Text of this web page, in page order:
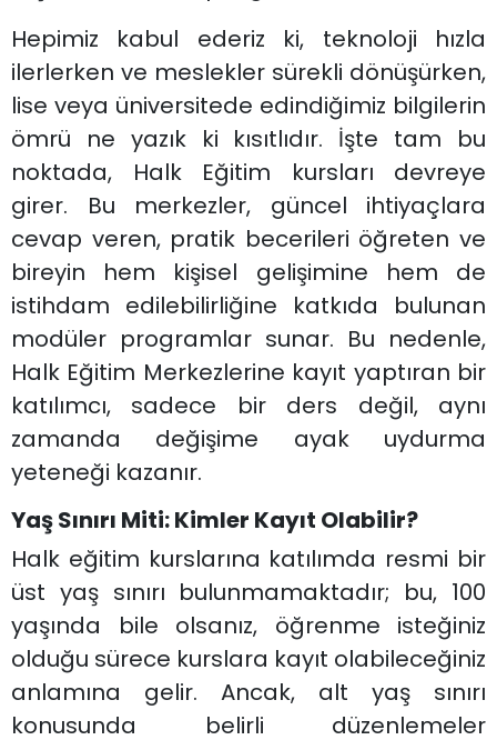
Hepimiz kabul ederiz ki, teknoloji hızla
ilerlerken ve meslekler sürekli dönüşürken,
lise veya üniversitede edindiğimiz bilgilerin
ömrü ne yazık ki kısıtlıdır. İşte tam bu
noktada, Halk Eğitim kursları devreye
girer. Bu merkezler, güncel ihtiyaçlara
cevap veren, pratik becerileri öğreten ve
bireyin hem kişisel gelişimine hem de
istihdam edilebilirliğine katkıda bulunan
modüler programlar sunar. Bu nedenle,
Halk Eğitim Merkezlerine kayıt yaptıran bir
katılımcı, sadece bir ders değil, aynı
zamanda değişime ayak uydurma
yeteneği kazanır.
Yaş Sınırı Miti: Kimler Kayıt Olabilir?
Halk eğitim kurslarına katılımda resmi bir
üst yaş sınırı bulunmamaktadır; bu, 100
yaşında bile olsanız, öğrenme isteğiniz
olduğu sürece kurslara kayıt olabileceğiniz
anlamına gelir. Ancak, alt yaş sınırı
konusunda belirli düzenlemeler